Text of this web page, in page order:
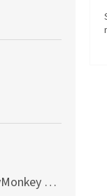
Rostoucí nosítko BabyMonkey Original Essential - khaki zelené